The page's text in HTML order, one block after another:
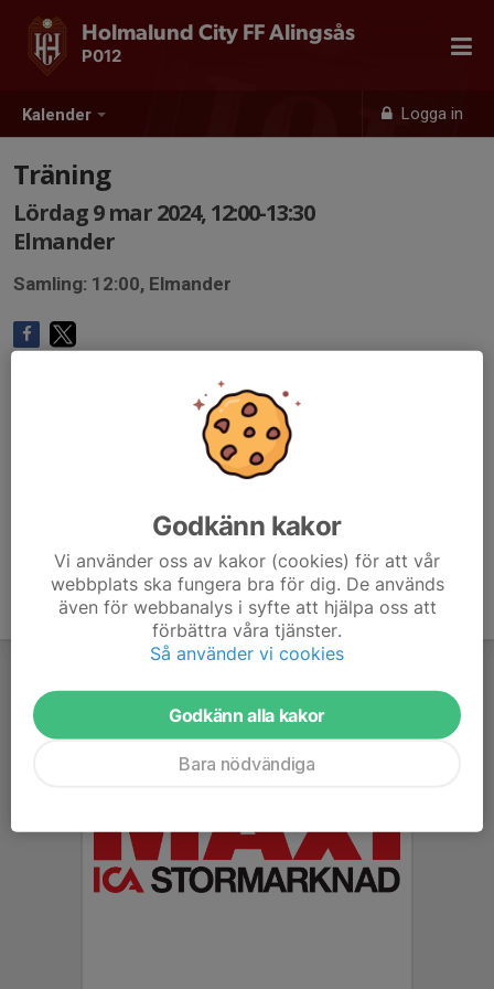
Kalender Logga in
Holmalund City FF Alingsås
P012
Träning
Lördag 9 mar 2024, 12:00-13:30
Elmander
Samling: 12:00, Elmander
Godkänn kakor
Vi använder oss av kakor (cookies) för att vår
webbplats ska fungera bra för dig. De används
även för webbanalys i syfte att hjälpa oss att
förbättra våra tjänster.
Så använder vi cookies
Godkänn alla kakor
Bara nödvändiga